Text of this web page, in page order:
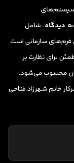
سیستم‌های
دیدگاه، شامل
فرم‌های سازمانی است
برای نظارت بر
محسوب می‌شود.
خانم شهرزاد فتاحی